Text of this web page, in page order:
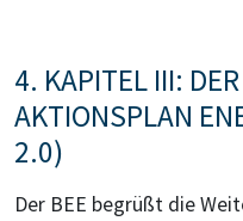
4. KAPITEL III:
AKTIONSPLAN
2.0)
Der BEE begrüßt die